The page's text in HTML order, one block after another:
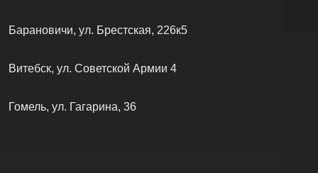
Барановичи, ул. Брестская, 226к5
Витебск, ул. Советской Армии 4
Гомель, ул. Гагарина, 36